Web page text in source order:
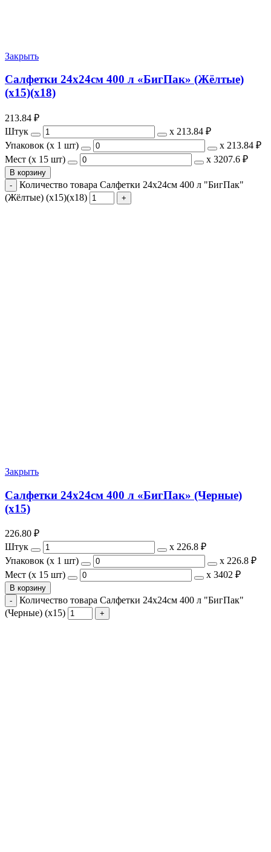
Закрыть
Салфетки 24х24см 400 л «БигПак» (Жёлтые)
(х15)(х18)
213.84 ₽
Штук
х 213.84 ₽
Упаковок (x 1 шт)
х 213.84 ₽
Мест (x 15 шт)
х 3207.6 ₽
В корзину
Количество товара Салфетки 24х24см 400 л "БигПак"
(Жёлтые) (х15)(х18)
Закрыть
Салфетки 24х24см 400 л «БигПак» (Черные)
(х15)
226.80 ₽
Штук
х 226.8 ₽
Упаковок (x 1 шт)
х 226.8 ₽
Мест (x 15 шт)
х 3402 ₽
В корзину
Количество товара Салфетки 24х24см 400 л "БигПак"
(Черные) (х15)